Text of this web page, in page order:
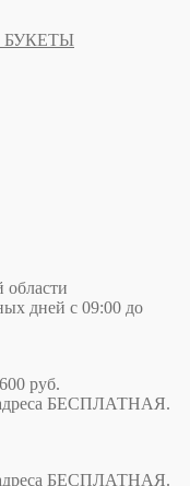
БУКЕТЫ
области
дней с 09:00 до
руб.
адреса БЕСПЛАТНАЯ.
адреса БЕСПЛАТНАЯ.